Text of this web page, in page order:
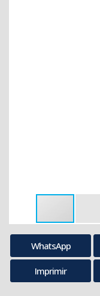
WhatsApp
Imprimir